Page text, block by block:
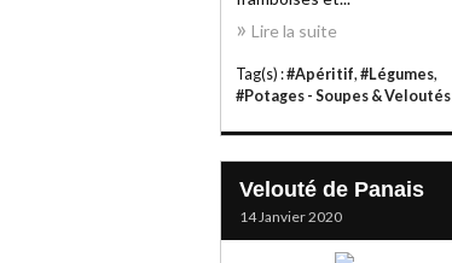
Lire la suite
Tag(s) :#Apéritif, #Légumes,
#Potages - Soupes & Veloutés
Velouté de Panais
14 Janvier 2020